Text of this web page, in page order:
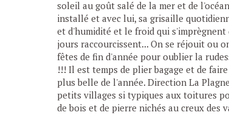
soleil au goût salé de la mer et de
installé et avec lui, sa grisaille
et d'humidité et le froid qui s'imprègnent
jours raccourcissent... On se réjouit ou
fêtes de fin d'année pour oublier la
!!! Il est temps de plier bagage et de
plus belle de l'année. Direction La
petits villages si typiques aux toitures
de bois et de pierre nichés au creux des